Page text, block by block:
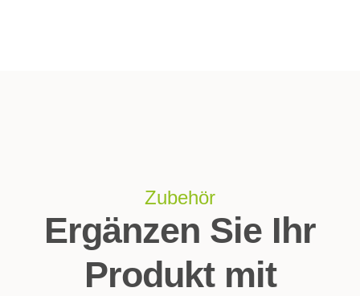
Zubehör
Ergänzen Sie Ihr
Produkt mit